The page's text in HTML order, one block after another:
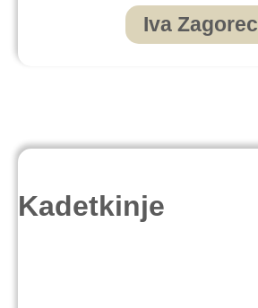
Iva Zagorec
Kadetkinje